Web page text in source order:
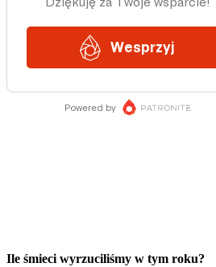
Ile śmieci wyrzuciliśmy w tym roku?